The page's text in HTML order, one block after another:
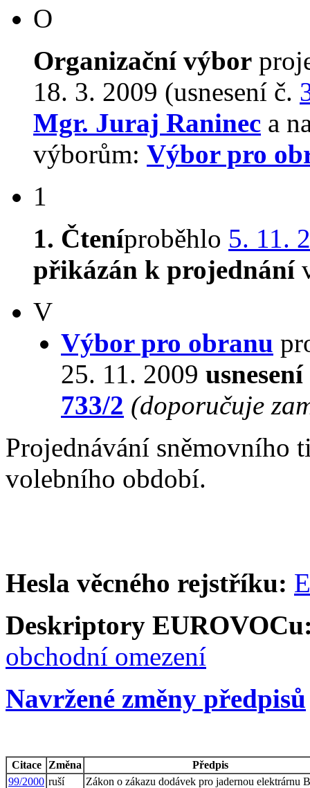
O
Organizační výbor
18. 3. 2009 (usnesení č.
Mgr. Juraj Raninec a
výborům: Výbor pro
1
1. Čteníproběhlo 5. 11.
přikázán k projednání
V
Výbor pro obranu
25. 11. 2009 usnesení
733/2 (doporučuje
Projednávání sněmovního
volebního období.
Hesla věcného rejstříku:
Deskriptory
obchodní omezení
Navržené změny předpisů
Citace Změna
Předpis
99/2000 ruší Zákon o zákazu dodávek pro jadernou elektrárnu